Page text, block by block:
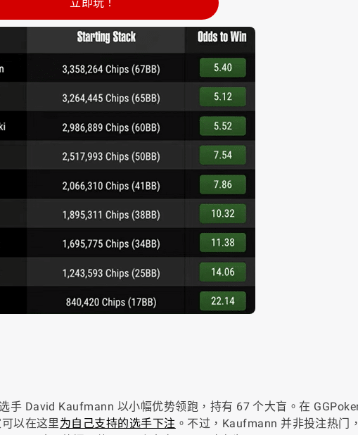
手 David Kaufmann 以小幅优势领跑，持有 67 个大盲。在
以在这里为自己支持的选手下注 。不过，Kaufmann 并非投注热门